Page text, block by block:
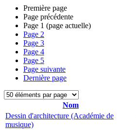
Première page
Page précédente
Page 1 (page actuelle)
Page 2
Page 3
Page 4
Page 5
Page suivante
Dernière page
Nom
Dessin d'architecture (Académie de
musique)